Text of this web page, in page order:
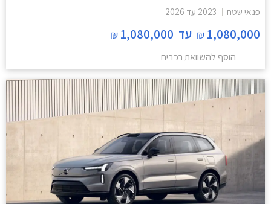
פנאי שטח 2023 עד 2026
1,080,000
₪ עד 1,080,000
₪
הוסף להשוואת רכבים